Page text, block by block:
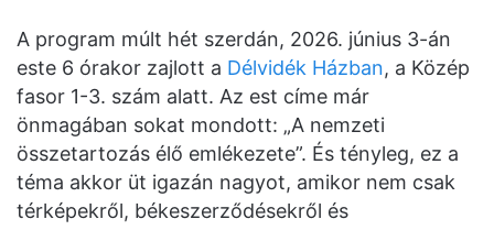
A program múlt hét szerdán, 2026. június 3-án
este 6 órakor zajlott a Délvidék Házban, a Közép
fasor 1-3. szám alatt. Az est címe már
önmagában sokat mondott: „A nemzeti
összetartozás élő emlékezete”. És tényleg, ez a
téma akkor üt igazán nagyot, amikor nem csak
térképekről, békeszerződésekről és